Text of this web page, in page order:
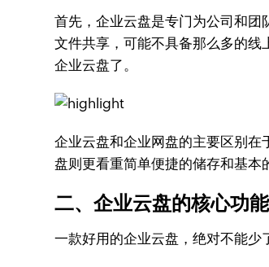
首先，企业云盘是专门为公司和
文件共享，可能不具备那么多的
企业云盘了。
企业云盘和企业网盘的主要区别在
盘则更看重简单便捷的储存和基本
二、企业云盘的核心功能
一款好用的企业云盘，绝对不能少